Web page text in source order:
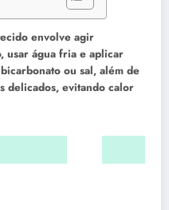
envolve agir
usar água fria e aplicar
ou sal, além de
delicados, evitando calor